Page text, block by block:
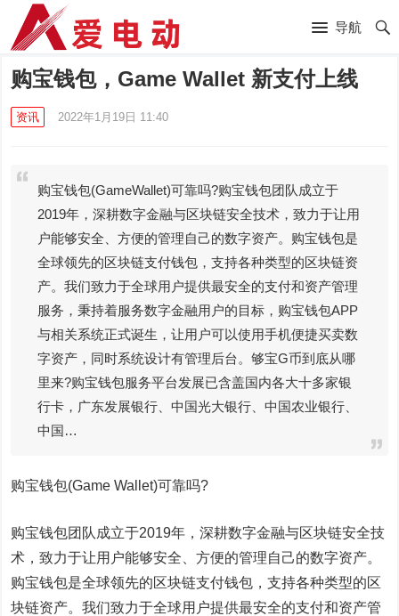
导航
购宝钱包，Game Wallet 新支付上线
资讯 2022年1月19日 11:40
购宝钱包(GameWallet)可靠吗?购宝钱包团队成立于
2019年，深耕数字金融与区块链安全技术，致力于让用
户能够安全、方便的管理自己的数字资产。购宝钱包是
全球领先的区块链支付钱包，支持各种类型的区块链资
产。我们致力于全球用户提供最安全的支付和资产管理
服务，秉持着服务数字金融用户的目标，购宝钱包APP
与相关系统正式诞生，让用户可以使用手机便捷买卖数
字资产，同时系统设计有管理后台。够宝G币到底从哪
里来?购宝钱包服务平台发展已含盖国内各大十多家银
行卡，广东发展银行、中国光大银行、中国农业银行、
中国…
购宝钱包(Game Wallet)可靠吗?
购宝钱包团队成立于2019年，深耕数字金融与区块链安全技
术，致力于让用户能够安全、方便的管理自己的数字资产。
购宝钱包是全球领先的区块链支付钱包，支持各种类型的区
块链资产。我们致力于全球用户提供最安全的支付和资产管